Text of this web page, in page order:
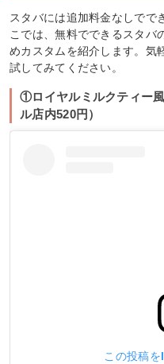
スタバには追加料金なしでで
こでは、無料でできるスタバ
めカスタムを紹介します。気
試してみてください。
①ロイヤルミルクティー
ル店内520円）
この投稿